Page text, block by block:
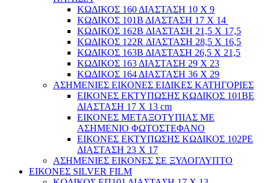
ΚΩΔΙΚΟΣ 160 ΔΙΑΣΤΑΣΗ 10 Χ 9
ΚΩΔΙΚΟΣ 101Β ΔΙΑΣΤΑΣΗ 17 Χ 14
ΚΩΔΙΚΟΣ 162Β ΔΙΑΣΤΑΣΗ 21,5 Χ 17,5
ΚΩΔΙΚΟΣ 122R ΔΙΑΣΤΑΣΗ 28,5 Χ 16,5
ΚΩΔΙΚΟΣ 163Β ΔΙΑΣΤΑΣΗ 26,5 Χ 21,5
ΚΩΔΙΚΟΣ 163 ΔΙΑΣΤΑΣΗ 29 Χ 23
ΚΩΔΙΚΟΣ 164 ΔΙΑΣΤΑΣΗ 36 Χ 29
ΑΣΗΜΕΝΙΕΣ ΕΙΚΟΝΕΣ ΕΙΔΙΚΕΣ ΚΑΤΗΓΟΡΙΕΣ
ΕΙΚΟΝΕΣ ΕΚΤΥΠΩΣΗΣ ΚΩΔΙΚΟΣ 101ΒΕ
ΔΙΑΣΤΑΣΗ 17 Χ 13 cm
ΕΙΚΟΝΕΣ ΜΕΤΑΞΟΤΥΠΙΑΣ ΜΕ
ΑΣΗΜΕΝΙΟ ΦΩΤΟΣΤΕΦΑΝΟ
ΕΙΚΟΝΕΣ ΕΚΤΥΠΩΣΗΣ ΚΩΔΙΚΟΣ 102ΡΕ
ΔΙΑΣΤΑΣΗ 23 Χ 17
ΑΣΗΜΕΝΙΕΣ ΕΙΚΟΝΕΣ ΣΕ ΞΥΛΟΓΛΥΠΤΟ
ΕΙΚΟΝΕΣ SILVER FILM